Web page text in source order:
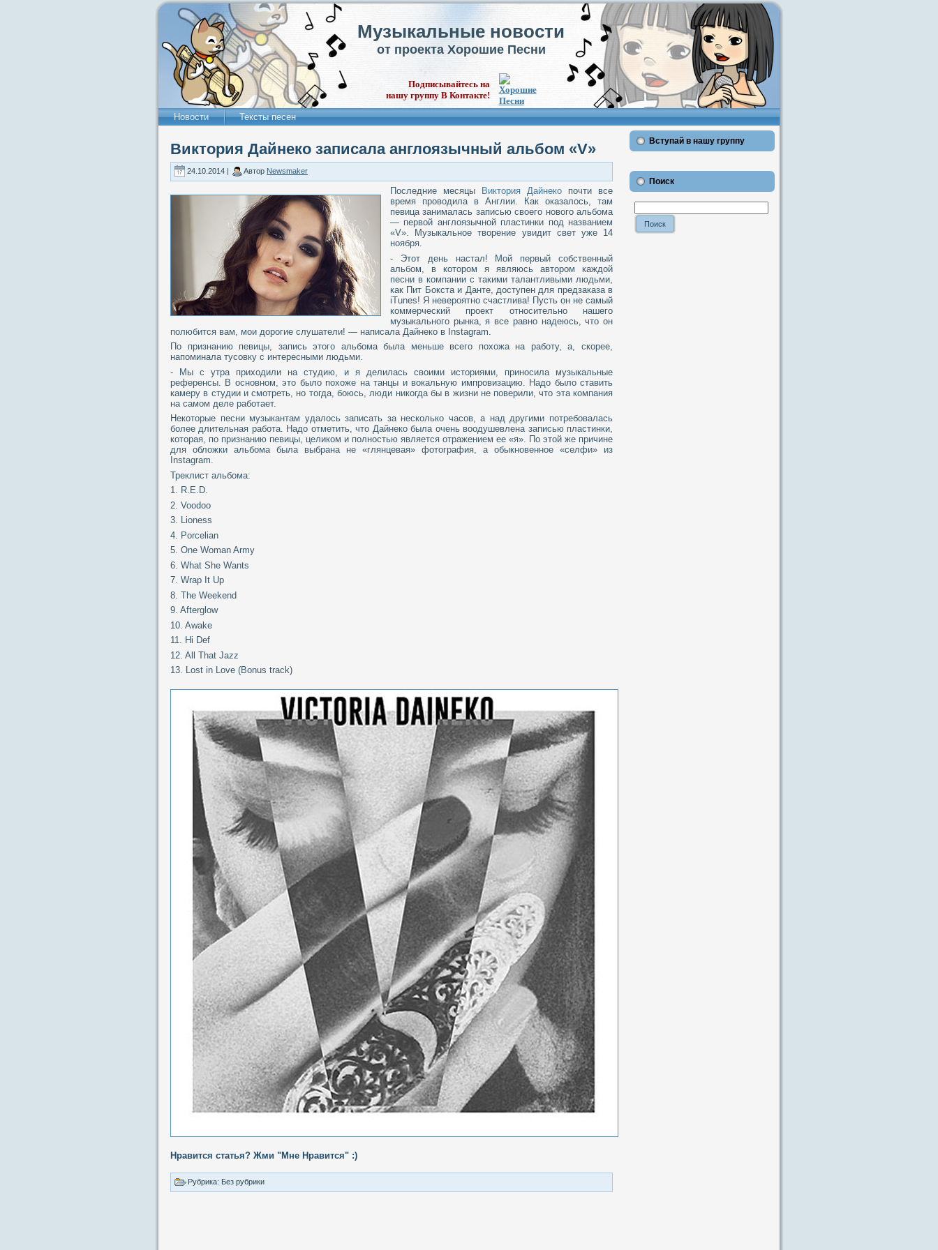
Музыкальные новости
от проекта Хорошие Песни
Подписывайтесь на
нашу группу В Контакте!
Новости Тексты песен
Виктория Дайнеко записала англоязычный альбом «V»
24.10.2014 | Автор Newsmaker
Последние месяцы Виктория Дайнеко почти все
время проводила в Англии. Как оказалось, там
певица занималась записью своего нового альбома
— первой англоязычной пластинки под названием
«V». Музыкальное творение увидит свет уже 14
ноября.
- Этот день настал! Мой первый собственный
альбом, в котором я являюсь автором каждой
песни в компании с такими талантливыми людьми,
как Пит Бокста и Данте, доступен для предзаказа в
iTunes! Я невероятно счастлива! Пусть он не самый
коммерческий проект относительно нашего
музыкального рынка, я все равно надеюсь, что он
полюбится вам, мои дорогие слушатели! — написала Дайнеко в Instagram.
По признанию певицы, запись этого альбома была меньше всего похожа на работу, а, скорее,
напоминала тусовку с интересными людьми.
- Мы с утра приходили на студию, и я делилась своими историями, приносила музыкальные
референсы. В основном, это было похоже на танцы и вокальную импровизацию. Надо было ставить
камеру в студии и смотреть, но тогда, боюсь, люди никогда бы в жизни не поверили, что эта компания
на самом деле работает.
Некоторые песни музыкантам удалось записать за несколько часов, а над другими потребовалась
более длительная работа. Надо отметить, что Дайнеко была очень воодушевлена записью пластинки,
которая, по признанию певицы, целиком и полностью является отражением ее «я». По этой же причине
для обложки альбома была выбрана не «глянцевая» фотография, а обыкновенное «селфи» из
Instagram.
Треклист альбома:
1. R.E.D.
2. Voodoo
3. Lioness
4. Porcelian
5. One Woman Army
6. What She Wants
7. Wrap It Up
8. The Weekend
9. Afterglow
10. Awake
11. Hi Def
12. All That Jazz
13. Lost in Love (Bonus track)
Нравится статья? Жми "Мне Нравится" :)
Рубрика: Без рубрики
Вступай в нашу группу
Поиск